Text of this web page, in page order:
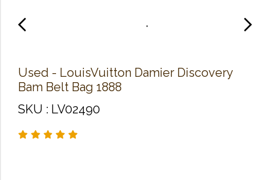
Used​ - Louis​Vuitton​ Damier​ Discovery
Bam Belt Bag 1888
SKU : LV02490